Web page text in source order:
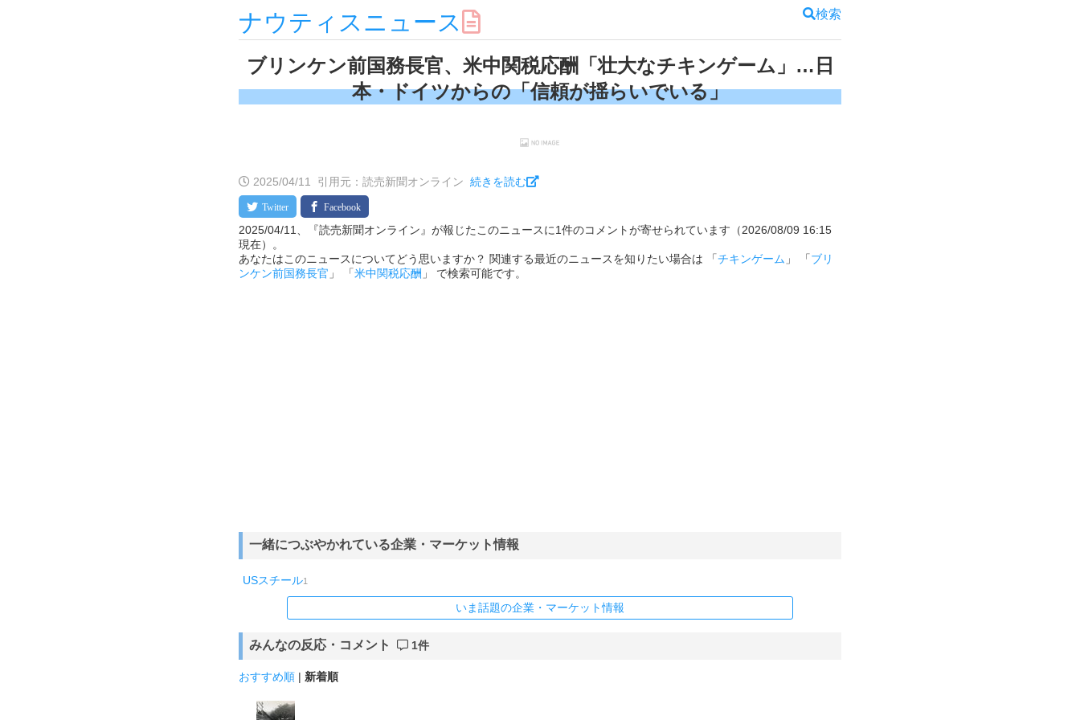
ナウティスニュース 検索
ブリンケン前国務長官、米中関税応酬「壮大なチキンゲーム」…日
本・ドイツからの「信頼が揺らいでいる」
2025/04/11 引用元：読売新聞オンライン 続きを読む
2025/04/11、『読売新聞オンライン』が報じたこのニュースに1件のコメントが寄せられています（2026/08/09 16:15
現在）。
あなたはこのニュースについてどう思いますか？ 関連する最近のニュースを知りたい場合は 「チキンゲーム 」 「ブリ
ンケン前国務長官 」 「米中関税応酬 」 で検索可能です。
一緒につぶやかれている企業・マーケット情報
USスチール1
いま話題の企業・マーケット情報
みんなの反応・コメント 1件
おすすめ順 | 新着順